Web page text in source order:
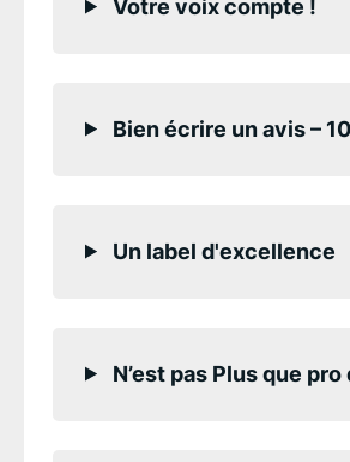
Votre voix compte !
Bien écrire un avis –
Un label d'excellence
N’est pas Plus que